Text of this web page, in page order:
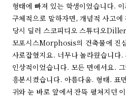
형태에 빠져 있는 학생이었습니다.
구체적으로 말하자면, 개념적 사고
당시 딜러 스코피디오 스튜디오
모포시스Morphosis의 건축물에 진
사로잡혔지요. 너무나 놀라웠습니다.
인상적이었습니다. 모든 면에서요.
흥분시켰습니다. 아름다움. 형태. 표
귀와 눈 바로 앞에서 잔뜩 펼쳐지던